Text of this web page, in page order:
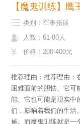
【魔鬼训练】鹰
类别：军事拓展
人数：61-80人
价格：200-400元
推荐理由：推荐理由：
困难面前的胆怯、它可
能、它也可能是现实中
们，影响着我们的生活
施。而魔鬼训练就是一